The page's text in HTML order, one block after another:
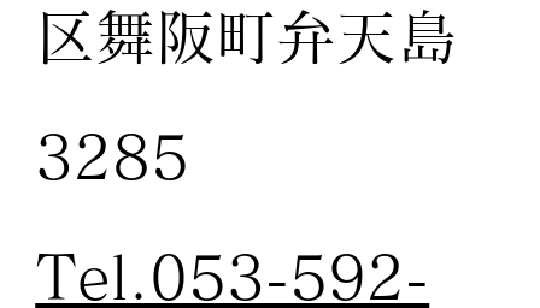
区舞阪町弁天島
3285
Tel.053-592-